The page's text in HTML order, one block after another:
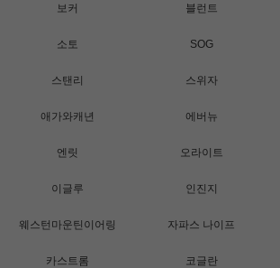
보커 블런트
소토 SOG
스탠리 스위자
애가와캐년 에버뉴
엔릿 오라이트
이글루 인진지
웨스턴마운틴이어링 자파스 나이프
카스트롬 코글란